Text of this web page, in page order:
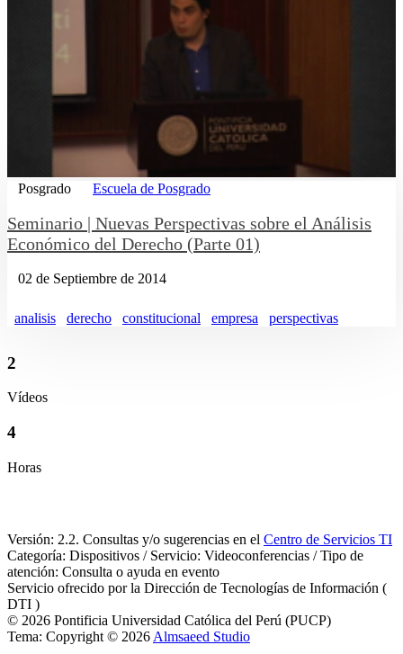
Posgrado Escuela de Posgrado
Seminario | Nuevas Perspectivas sobre el Análisis
Económico del Derecho (Parte 01)
02 de Septiembre de 2014
analisis derecho constitucional empresa perspectivas
2
Vídeos
4
Horas
Versión: 2.2. Consultas y/o sugerencias en el Centro de Servicios TI
Categoría: Dispositivos / Servicio: Videoconferencias / Tipo de
atención: Consulta o ayuda en evento
Servicio ofrecido por la Dirección de Tecnologías de Información (
DTI )
© 2026 Pontificia Universidad Católica del Perú (PUCP)
Tema: Copyright © 2026 Almsaeed Studio